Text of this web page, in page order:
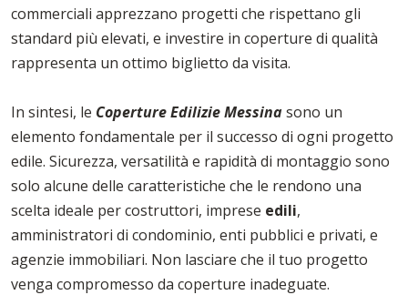
commerciali apprezzano progetti che rispettano gli
standard più elevati, e investire in coperture di qualità
rappresenta un ottimo biglietto da visita.
In sintesi, le Coperture Edilizie Messinasono un
elemento fondamentale per il successo di ogni progetto
edile. Sicurezza, versatilità e rapidità di montaggio sono
solo alcune delle caratteristiche che le rendono una
scelta ideale per costruttori, imprese edili,
amministratori di condominio, enti pubblici e privati, e
agenzie immobiliari. Non lasciare che il tuo progetto
venga compromesso da coperture inadeguate.